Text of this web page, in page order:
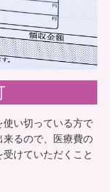
い切っている方で
るので、医療費の
けていただくこと
ハビリマッ